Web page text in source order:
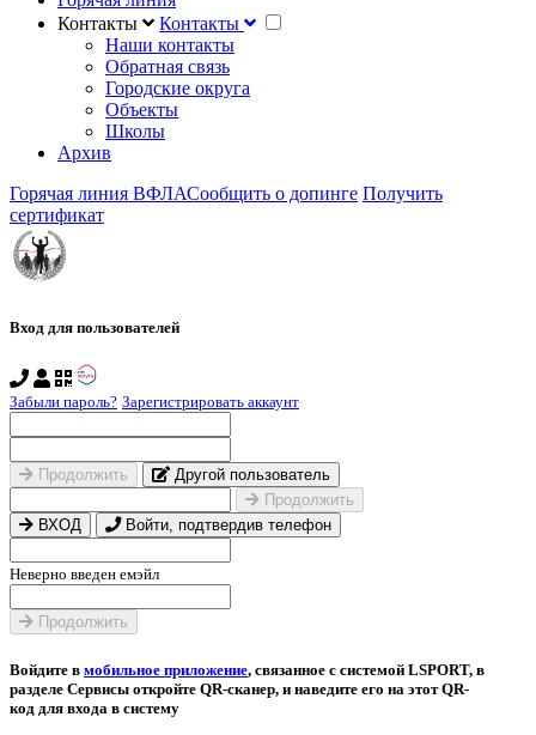
Контакты
Контакты
Наши контакты
Обратная связь
Городские округа
Объекты
Школы
Архив
Горячая линия ВФЛАСообщить о допинге Получить
сертификат
Вход для пользователей
Забыли пароль? Зарегистрировать аккаунт
Продолжить
Другой пользователь
Продолжить
ВХОД
Войти, подтвердив телефон
Неверно введен емэйл
Продолжить
Войдите в мобильное приложение, связанное с системой LSPORT, в
разделе Сервисы откройте QR-сканер, и наведите его на этот QR-
код для входа в систему